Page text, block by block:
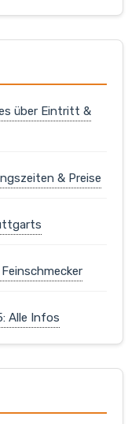
über Eintritt &
& Preise
Alle Infos